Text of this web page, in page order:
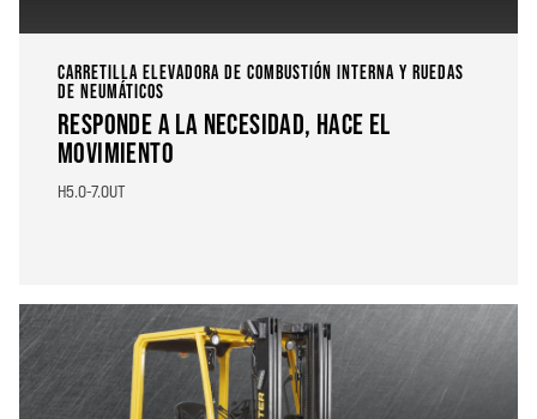
CARRETILLA ELEVADORA DE COMBUSTIÓN INTERNA Y RUEDAS
DE NEUMÁTICOS
RESPONDE A LA NECESIDAD, HACE EL
MOVIMIENTO
H5.0-7.0UT